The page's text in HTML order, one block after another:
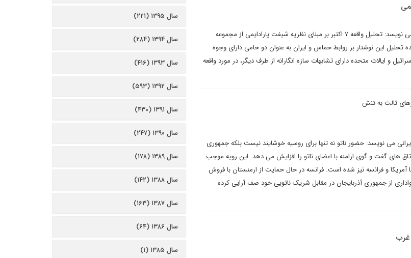
داود محمدی در یادداشتی برای دیپلماسی ایرانی می نویسد: تحلیل واقعه ۷ اکتبر بر مبنای نظریه شیفت پارادایمی از مجموعه
این نوشتار بر روابط حماس و ایران به عنوان دو حامی دارای وجوه
و ایالات متحده دارای تشابهات سازه انگارانه از طرف دیگر، در مورد واقعه
ثالث به تنش
می نویسد: حضور ناتو نه تنها برای روسیه خوشایند نیست بلکه جمهوری
های گفت و گوی ارامنه با اعضای ناتو را افزایش می دهد. این رویه موجب
آمریکا و فرانسه نیز شده است. فرانسه در حال حمایت از ارمنستان با فروش
از جمهوری آذربایجان در مقابل شریک ناتویی خود صف آرایی کرده
غرب
سال ۱۳۹۵ (۲۲۱)
سال ۱۳۹۴ (۲۸۴)
سال ۱۳۹۳ (۴۱۶)
سال ۱۳۹۲ (۵۹۳)
سال ۱۳۹۱ (۴۳۰)
سال ۱۳۹۰ (۲۴۷)
سال ۱۳۸۹ (۱۷۸)
سال ۱۳۸۸ (۱۴۲)
سال ۱۳۸۷ (۱۶۳)
سال ۱۳۸۶ (۶۴)
سال ۱۳۸۵ (۱)